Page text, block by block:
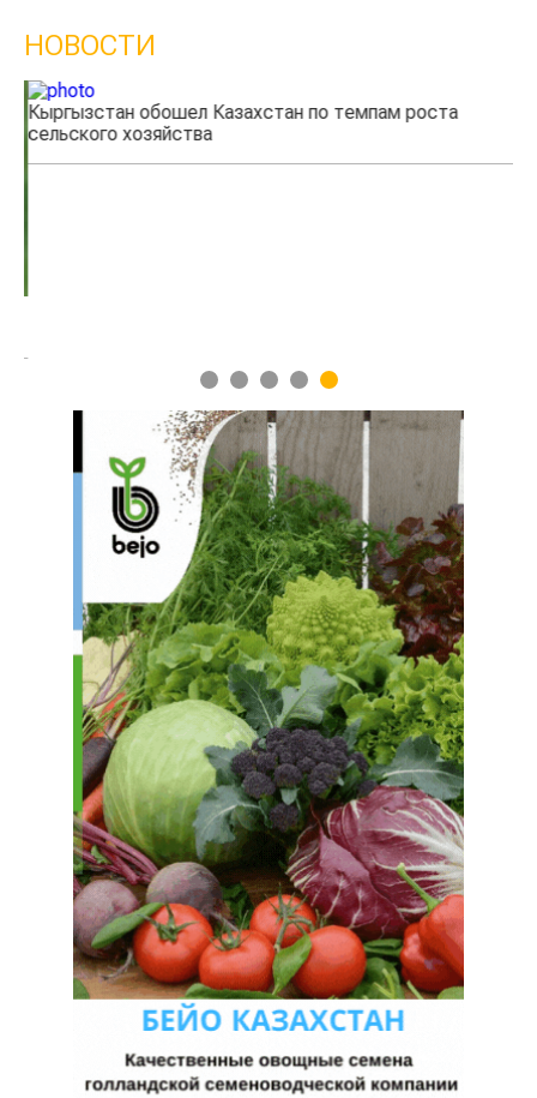
НОВОСТИ
Кыргызстан обошел Казахстан по темпам роста
сельского хозяйства
1 2 3 4 5